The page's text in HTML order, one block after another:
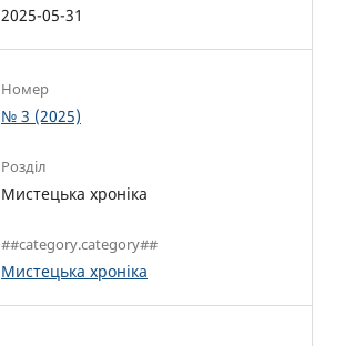
2025-05-31
Номер
№ 3 (2025)
Розділ
Мистецька хроніка
##category.category##
Мистецька хроніка